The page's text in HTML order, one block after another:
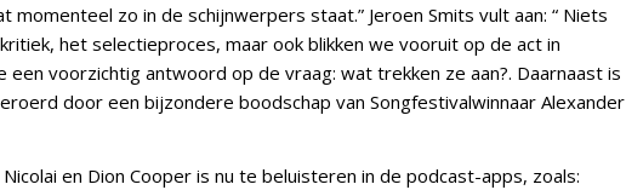
momenteel zo in de schijnwerpers staat.” Jeroen Smits vult aan: “ Niets
het selectieproces, maar ook blikken we vooruit op de act in
een voorzichtig antwoord op de vraag: wat trekken ze aan?. Daarnaast is
door een bijzondere boodschap van Songfestivalwinnaar Alexander
en Dion Cooper is nu te beluisteren in de podcast-apps, zoals: